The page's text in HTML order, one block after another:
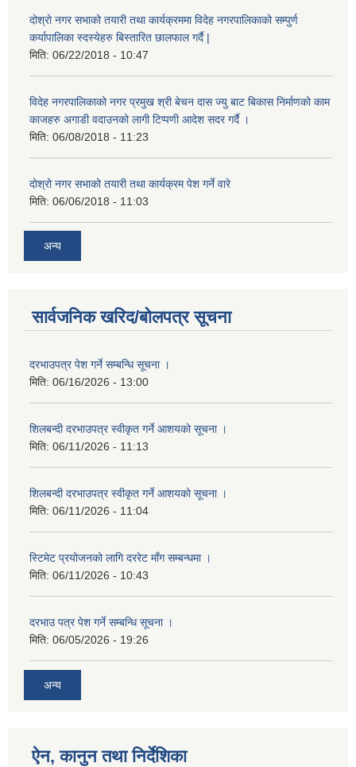
दोश्रो नगर सभाको तयारी तथा कार्यक्रममा विदेह नगरपालिकाको सम्पुर्ण
कर्यापालिका स्दस्येहरु बिस्तारित छालफाल गर्दै |
मिति: 06/22/2018 - 10:47
विदेह नगरपालिकाको नगर प्रमुख श्री बेचन दास ज्यु बाट बिकास निर्माणको काम
काजहरु अगाडी वदाउनको लागी टिप्पणी आदेश सदर गर्दै ।
मिति: 06/08/2018 - 11:23
दोश्रो नगर सभाको तयारी तथा कार्यक्रम पेश गर्ने वारे
मिति: 06/06/2018 - 11:03
अन्य
सार्वजनिक खरिद/बोलपत्र सूचना
दरभाउपत्र पेश गर्ने सम्बन्धि सूचना ।
मिति: 06/16/2026 - 13:00
शिलबन्दी दरभाउपत्र स्वीकृत गर्ने आशयको सूचना ।
मिति: 06/11/2026 - 11:13
शिलबन्दी दरभाउपत्र स्वीकृत गर्ने आशयको सूचना ।
मिति: 06/11/2026 - 11:04
स्टिमेट प्रयोजनको लागि दररेट माँग सम्बन्धमा ।
मिति: 06/11/2026 - 10:43
दरभाउ पत्र पेश गर्ने सम्बन्धि सूचना ।
मिति: 06/05/2026 - 19:26
अन्य
ऐन, कानुन तथा निर्देशिका